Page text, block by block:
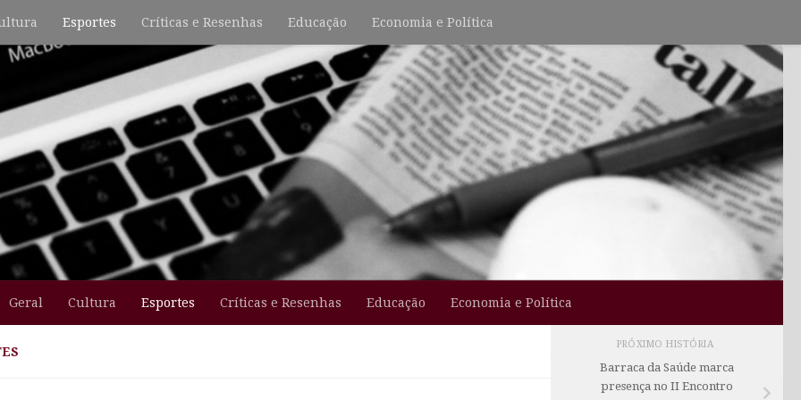
Esportes Críticas e Resenhas Educação Economia e Política
Geral Cultura Esportes Críticas e Resenhas Educação Economia e Política
PRÓXIMO HISTÓRIA
Barraca da Saúde marca
presença no II Encontro